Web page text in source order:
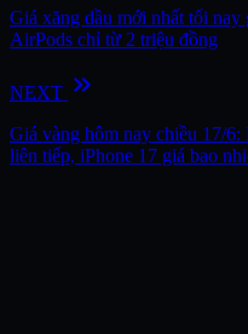
Giá xăng dầu mới nhất tối
AirPods chỉ từ 2 triệu đồng
NEXT keyboard_double_arrow_right
Giá vàng hôm nay chiều 17/6:
liên tiếp, iPhone 17 giá bao